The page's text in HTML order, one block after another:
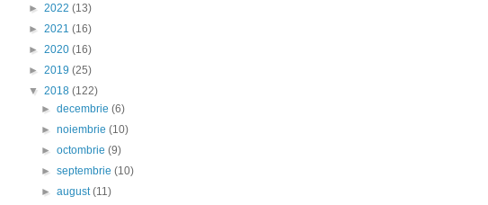
► 2022 (13)
► 2021 (16)
► 2020 (16)
► 2019 (25)
▼ 2018 (122)
►decembrie(6)
►noiembrie(10)
►octombrie(9)
►septembrie(10)
►august(11)